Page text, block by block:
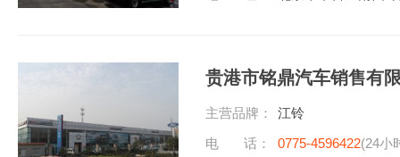
贵港市铭鼎汽车销售有
主营品牌：
江铃
电 话：
0775-4596422(24小